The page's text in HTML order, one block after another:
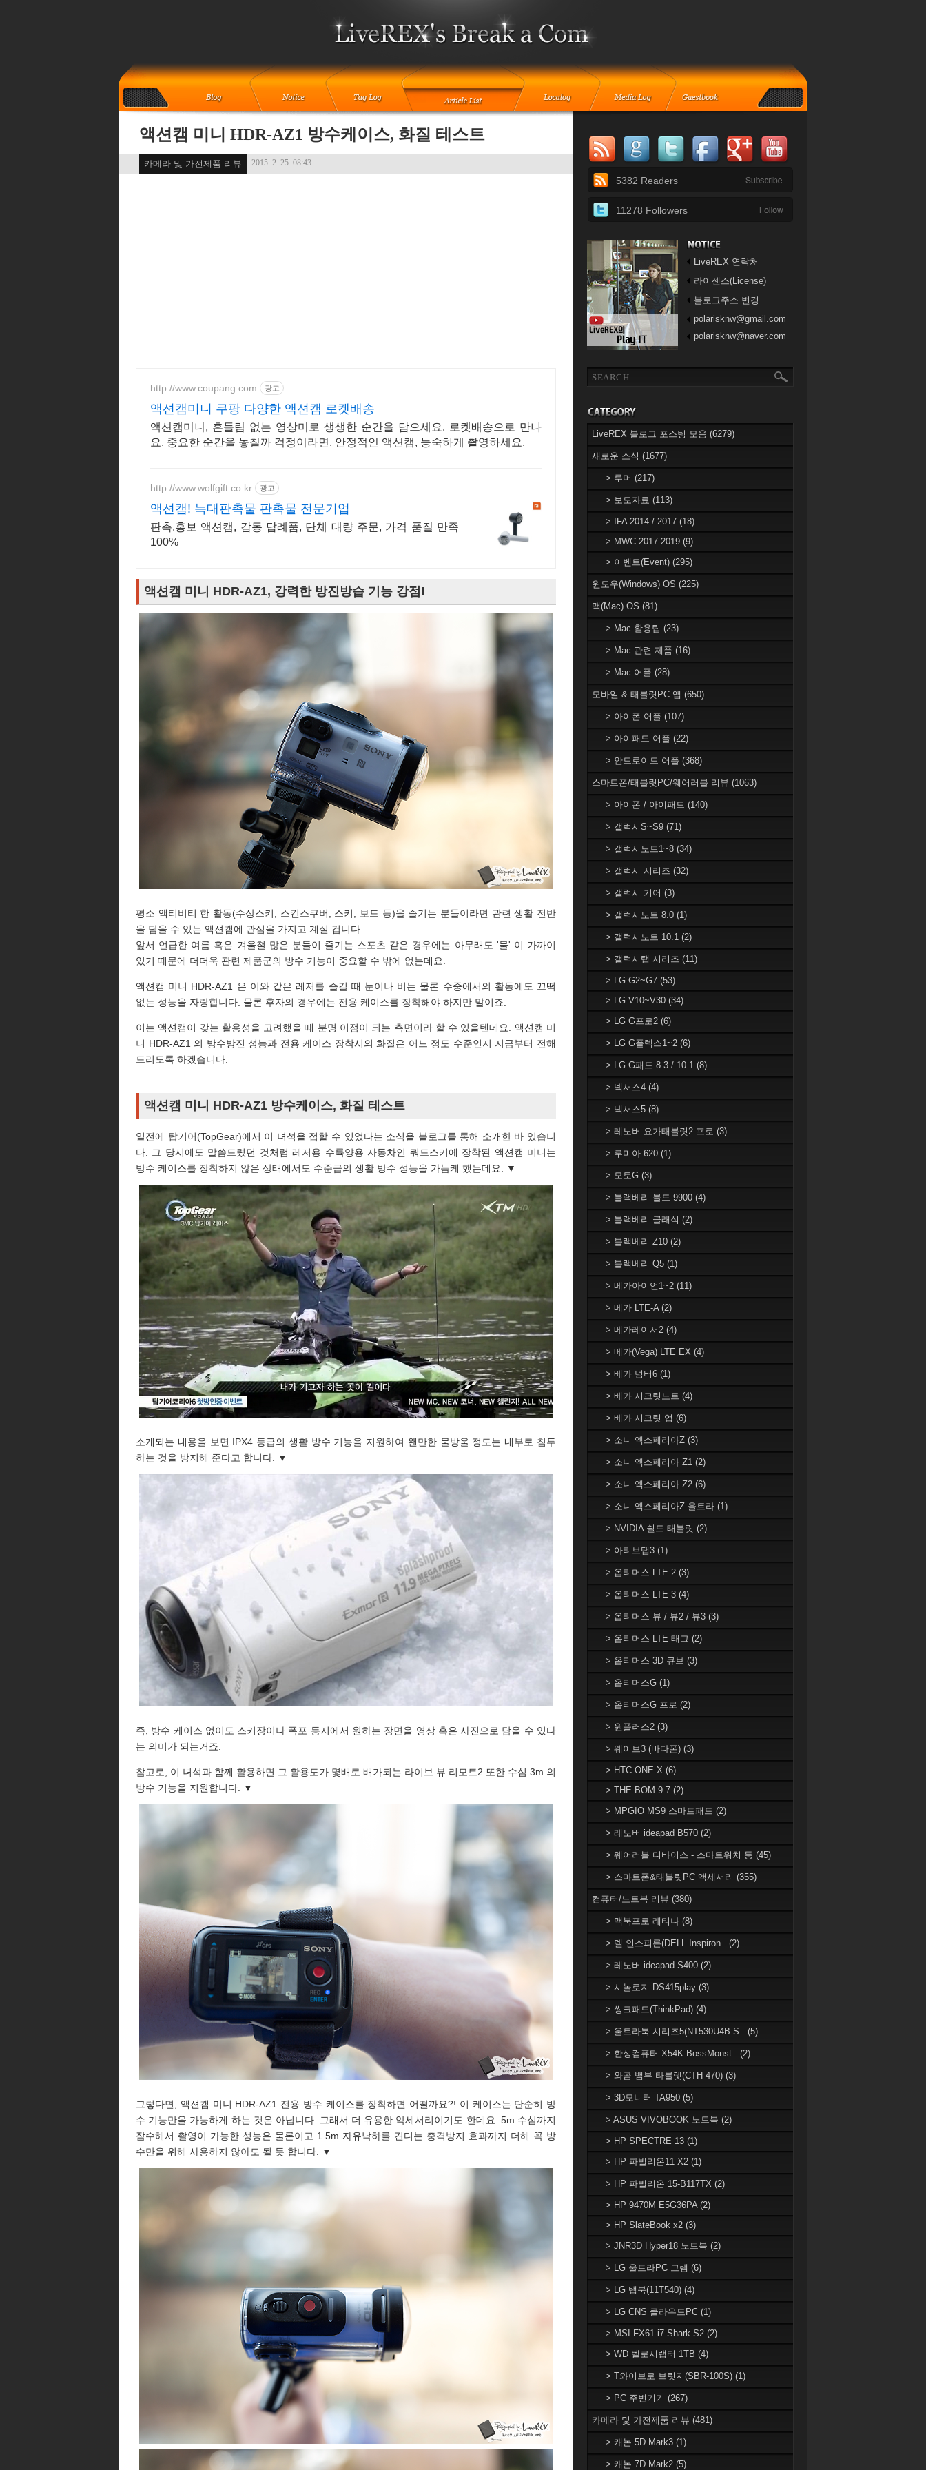
액션캠 미니 HDR-AZ1 방수케이스, 화질 테스트
카메라 및 가전제품 리뷰 2015. 2. 25. 08:43
http://www.coupang.com 광고
액션캠미니 쿠팡 다양한 액션캠 로켓배송
액션캠미니, 흔들림 없는 영상미로 생생한 순간을 담으세요. 로켓배송으로 만나
요. 중요한 순간을 놓칠까 걱정이라면, 안정적인 액션캠, 능숙하게 촬영하세요.
http://www.wolfgift.co.kr 광고
액션캠! 늑대판촉물 판촉물 전문기업
판촉.홍보 액션캠, 감동 답례품, 단체 대량 주문, 가격 품질 만족
100%
액션캠 미니 HDR-AZ1, 강력한 방진방습 기능 강점!
평소 액티비티 한 활동(수상스키, 스킨스쿠버, 스키, 보드 등)을 즐기는 분들이라면 관련 생활 전반
을 담을 수 있는 액션캠에 관심을 가지고 계실 겁니다.
앞서 언급한 여름 혹은 겨울철 많은 분들이 즐기는 스포츠 같은 경우에는 아무래도 '물' 이 가까이
있기 때문에 더더욱 관련 제품군의 방수 기능이 중요할 수 밖에 없는데요.
액션캠 미니 HDR-AZ1 은 이와 같은 레저를 즐길 때 눈이나 비는 물론 수중에서의 활동에도 끄떡
없는 성능을 자랑합니다. 물론 후자의 경우에는 전용 케이스를 장착해야 하지만 말이죠.
이는 액션캠이 갖는 활용성을 고려했을 때 분명 이점이 되는 측면이라 할 수 있을텐데요. 액션캠 미
니 HDR-AZ1 의 방수방진 성능과 전용 케이스 장착시의 화질은 어느 정도 수준인지 지금부터 전해
드리도록 하겠습니다.
액션캠 미니 HDR-AZ1 방수케이스, 화질 테스트
일전에 탑기어(TopGear)에서 이 녀석을 접할 수 있었다는 소식을 블로그를 통해 소개한 바 있습니
다. 그 당시에도 말씀드렸던 것처럼 레저용 수륙양용 자동차인 쿼드스키에 장착된 액션캠 미니는
방수 케이스를 장착하지 않은 상태에서도 수준급의 생활 방수 성능을 가늠케 했는데요. ▼
소개되는 내용을 보면 IPX4 등급의 생활 방수 기능을 지원하여 왠만한 물방울 정도는 내부로 침투
하는 것을 방지해 준다고 합니다. ▼
즉, 방수 케이스 없이도 스키장이나 폭포 등지에서 원하는 장면을 영상 혹은 사진으로 담을 수 있다
는 의미가 되는거죠.
참고로, 이 녀석과 함께 활용하면 그 활용도가 몇배로 배가되는 라이브 뷰 리모트2 또한 수심 3m 의
방수 기능을 지원합니다. ▼
그렇다면, 액션캠 미니 HDR-AZ1 전용 방수 케이스를 장착하면 어떨까요?! 이 케이스는 단순히 방
수 기능만을 가능하게 하는 것은 아닙니다. 그래서 더 유용한 악세서리이기도 한데요. 5m 수심까지
잠수해서 촬영이 가능한 성능은 물론이고 1.5m 자유낙하를 견디는 충격방지 효과까지 더해 꼭 방
수만을 위해 사용하지 않아도 될 듯 합니다. ▼
5382 Readers
11278 Followers
LiveREX 연락처
라이센스(License)
블로그주소 변경
polarisknw@gmail.com
polarisknw@naver.com
LiveREX 블로그 포스팅 모음 (6279)
새로운 소식 (1677)
> 루머 (217)
> 보도자료 (113)
> IFA 2014 / 2017 (18)
> MWC 2017-2019 (9)
> 이벤트(Event) (295)
윈도우(Windows) OS (225)
맥(Mac) OS (81)
> Mac 활용팁 (23)
> Mac 관련 제품 (16)
> Mac 어플 (28)
모바일 & 태블릿PC 앱 (650)
> 아이폰 어플 (107)
> 아이패드 어플 (22)
> 안드로이드 어플 (368)
스마트폰/태블릿PC/웨어러블 리뷰 (1063)
> 아이폰 / 아이패드 (140)
> 갤럭시S~S9 (71)
> 갤럭시노트1~8 (34)
> 갤럭시 시리즈 (32)
> 갤럭시 기어 (3)
> 갤럭시노트 8.0 (1)
> 갤럭시노트 10.1 (2)
> 갤럭시탭 시리즈 (11)
> LG G2~G7 (53)
> LG V10~V30 (34)
> LG G프로2 (6)
> LG G플렉스1~2 (6)
> LG G패드 8.3 / 10.1 (8)
> 넥서스4 (4)
> 넥서스5 (8)
> 레노버 요가태블릿2 프로 (3)
> 루미아 620 (1)
> 모토G (3)
> 블랙베리 볼드 9900 (4)
> 블랙베리 클래식 (2)
> 블랙베리 Z10 (2)
> 블랙베리 Q5 (1)
> 베가아이언1~2 (11)
> 베가 LTE-A (2)
> 베가레이서2 (4)
> 베가(Vega) LTE EX (4)
> 베가 넘버6 (1)
> 베가 시크릿노트 (4)
> 베가 시크릿 업 (6)
> 소니 엑스페리아Z (3)
> 소니 엑스페리아 Z1 (2)
> 소니 엑스페리아 Z2 (6)
> 소니 엑스페리아Z 울트라 (1)
> NVIDIA 쉴드 태블릿 (2)
> 아티브탭3 (1)
> 옵티머스 LTE 2 (3)
> 옵티머스 LTE 3 (4)
> 옵티머스 뷰 / 뷰2 / 뷰3 (3)
> 옵티머스 LTE 태그 (2)
> 옵티머스 3D 큐브 (3)
> 옵티머스G (1)
> 옵티머스G 프로 (2)
> 원플러스2 (3)
> 웨이브3 (바다폰) (3)
> HTC ONE X (6)
> THE BOM 9.7 (2)
> MPGIO MS9 스마트패드 (2)
> 레노버 ideapad B570 (2)
> 웨어러블 디바이스 - 스마트워치 등 (45)
> 스마트폰&태블릿PC 액세서리 (355)
컴퓨터/노트북 리뷰 (380)
> 맥북프로 레티나 (8)
> 델 인스피론(DELL Inspiron.. (2)
> 레노버 ideapad S400 (2)
> 시놀로지 DS415play (3)
> 씽크패드(ThinkPad) (4)
> 울트라북 시리즈5(NT530U4B-S.. (5)
> 한성컴퓨터 X54K-BossMonst.. (2)
> 와콤 뱀부 타블렛(CTH-470) (3)
> 3D모니터 TA950 (5)
> ASUS VIVOBOOK 노트북 (2)
> HP SPECTRE 13 (1)
> HP 파빌리온11 X2 (1)
> HP 파빌리온 15-B117TX (2)
> HP 9470M E5G36PA (2)
> HP SlateBook x2 (3)
> JNR3D Hyper18 노트북 (2)
> LG 울트라PC 그램 (6)
> LG 탭북(11T540) (4)
> LG CNS 클라우드PC (1)
> MSI FX61-i7 Shark S2 (2)
> WD 벨로시랩터 1TB (4)
> T와이브로 브릿지(SBR-100S) (1)
> PC 주변기기 (267)
카메라 및 가전제품 리뷰 (481)
> 캐논 5D Mark3 (1)
> 캐논 7D Mark2 (5)